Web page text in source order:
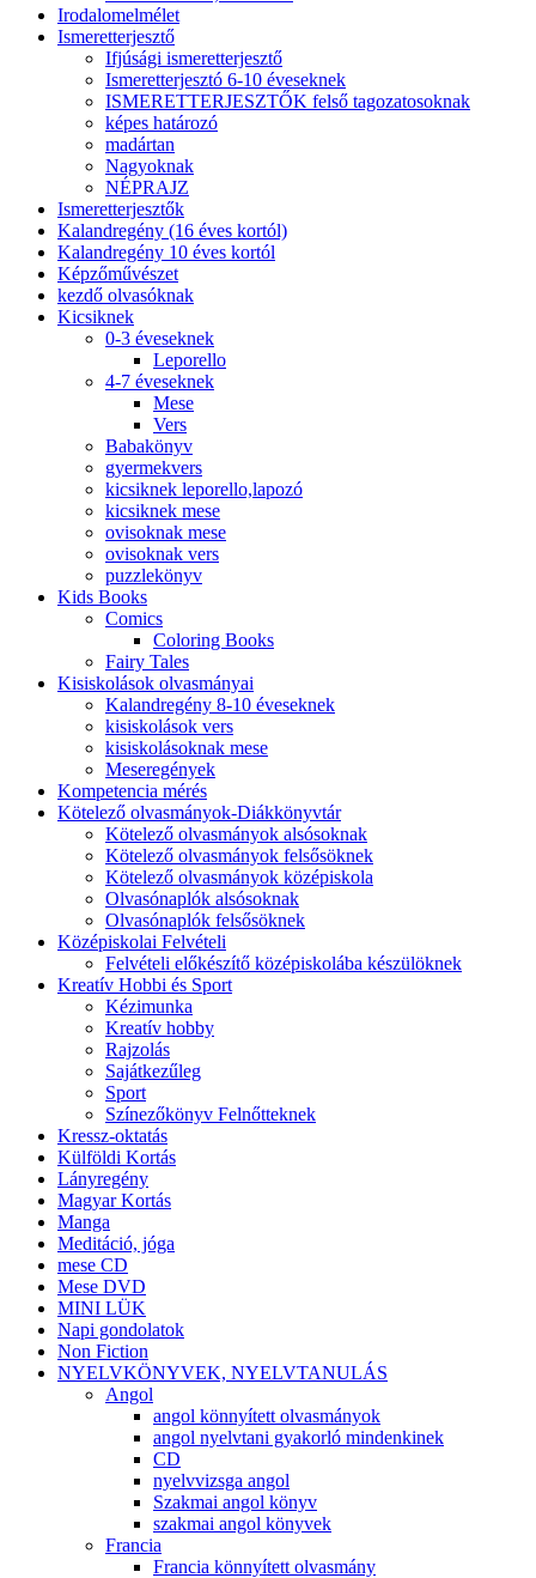
Irodalomelmélet
Ismeretterjesztő
Ifjúsági ismeretterjesztő
Ismeretterjesztó 6-10 éveseknek
ISMERETTERJESZTŐK felső tagozatosoknak
képes határozó
madártan
Nagyoknak
NÉPRAJZ
Ismeretterjesztők
Kalandregény (16 éves kortól)
Kalandregény 10 éves kortól
Képzőművészet
kezdő olvasóknak
Kicsiknek
0-3 éveseknek
Leporello
4-7 éveseknek
Mese
Vers
Babakönyv
gyermekvers
kicsiknek leporello,lapozó
kicsiknek mese
ovisoknak mese
ovisoknak vers
puzzlekönyv
Kids Books
Comics
Coloring Books
Fairy Tales
Kisiskolások olvasmányai
Kalandregény 8-10 éveseknek
kisiskolások vers
kisiskolásoknak mese
Meseregények
Kompetencia mérés
Kötelező olvasmányok-Diákkönyvtár
Kötelező olvasmányok alsósoknak
Kötelező olvasmányok felsősöknek
Kötelező olvasmányok középiskola
Olvasónaplók alsósoknak
Olvasónaplók felsősöknek
Középiskolai Felvételi
Felvételi előkészítő középiskolába készülöknek
Kreatív Hobbi és Sport
Kézimunka
Kreatív hobby
Rajzolás
Sajátkezűleg
Sport
Színezőkönyv Felnőtteknek
Kressz-oktatás
Külföldi Kortás
Lányregény
Magyar Kortás
Manga
Meditáció, jóga
mese CD
Mese DVD
MINI LÜK
Napi gondolatok
Non Fiction
NYELVKÖNYVEK, NYELVTANULÁS
Angol
angol könnyített olvasmányok
angol nyelvtani gyakorló mindenkinek
CD
nyelvvizsga angol
Szakmai angol könyv
szakmai angol könyvek
Francia
Francia könnyített olvasmány